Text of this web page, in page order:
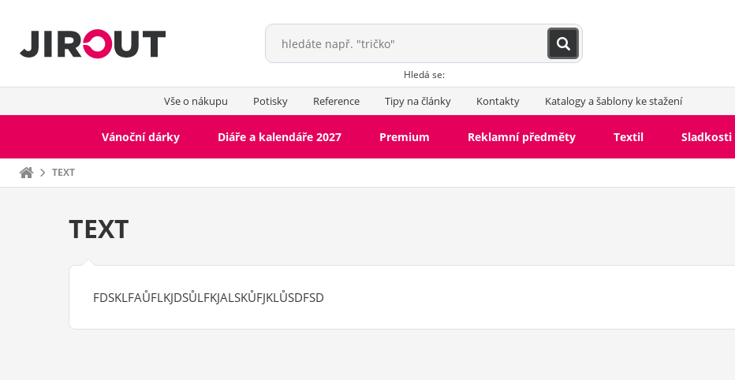
Hledá se:
Vše o nákupu Potisky Reference Tipy na články Kontakty Katalogy a šablony ke stažení
Vánoční dárky Diáře a kalendáře 2027 Premium Reklamní předměty Textil Sladkosti
Domů TEXT
TEXT
FDSKLFAŮFLKJDSŮLFKJALSKŮFJKLŮSDFSD